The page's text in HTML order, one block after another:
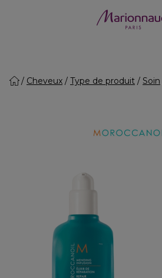
Cheveux Type de produit Soin